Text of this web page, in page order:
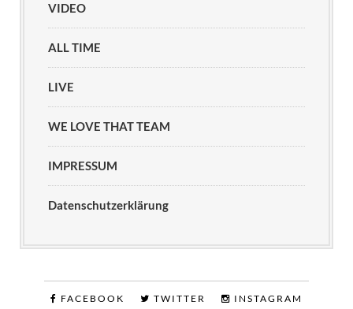
VIDEO
ALL TIME
LIVE
WE LOVE THAT TEAM
IMPRESSUM
Datenschutzerklärung
FACEBOOK TWITTER INSTAGRAM